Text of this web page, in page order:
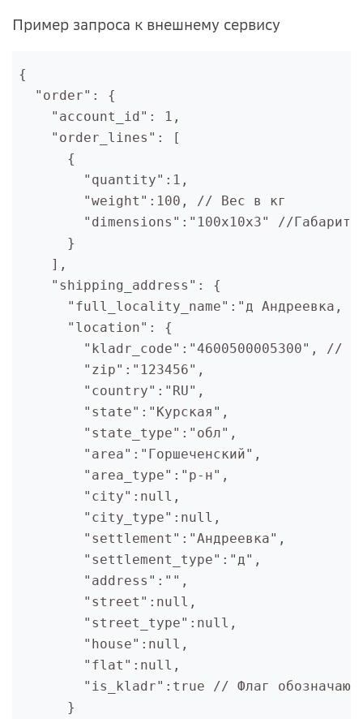
Пример запроса к внешнему сервису
{
  "order": {
    "account_id": 1,
    "order_lines": [
      {
        "quantity":1,
        "weight":100, // Вес в кг
"dimensions":"100х10х3" //
      }
    ],
    "shipping_address": {
"full_locality_name":"д Андреевка,
      "location": {
"kladr_code":"4600500005300", //
        "zip":"123456",
        "country":"RU",
        "state":"Курская",
        "state_type":"обл",
        "area":"Горшеченский",
        "area_type":"р-н",
        "city":null,
        "city_type":null,
        "settlement":"Андреевка",
        "settlement_type":"д",
        "address":"",
        "street":null,
        "street_type":null,
        "house":null,
        "flat":null,
"is_kladr":true // Флаг
      }